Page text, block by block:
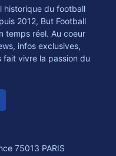
historique du football
2012, But Football
temps réel. Au coeur
infos exclusives,
fait vivre la passion du
75013 PARIS